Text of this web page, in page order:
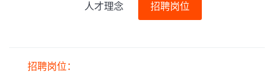
人才理念 招聘岗位
招聘岗位：